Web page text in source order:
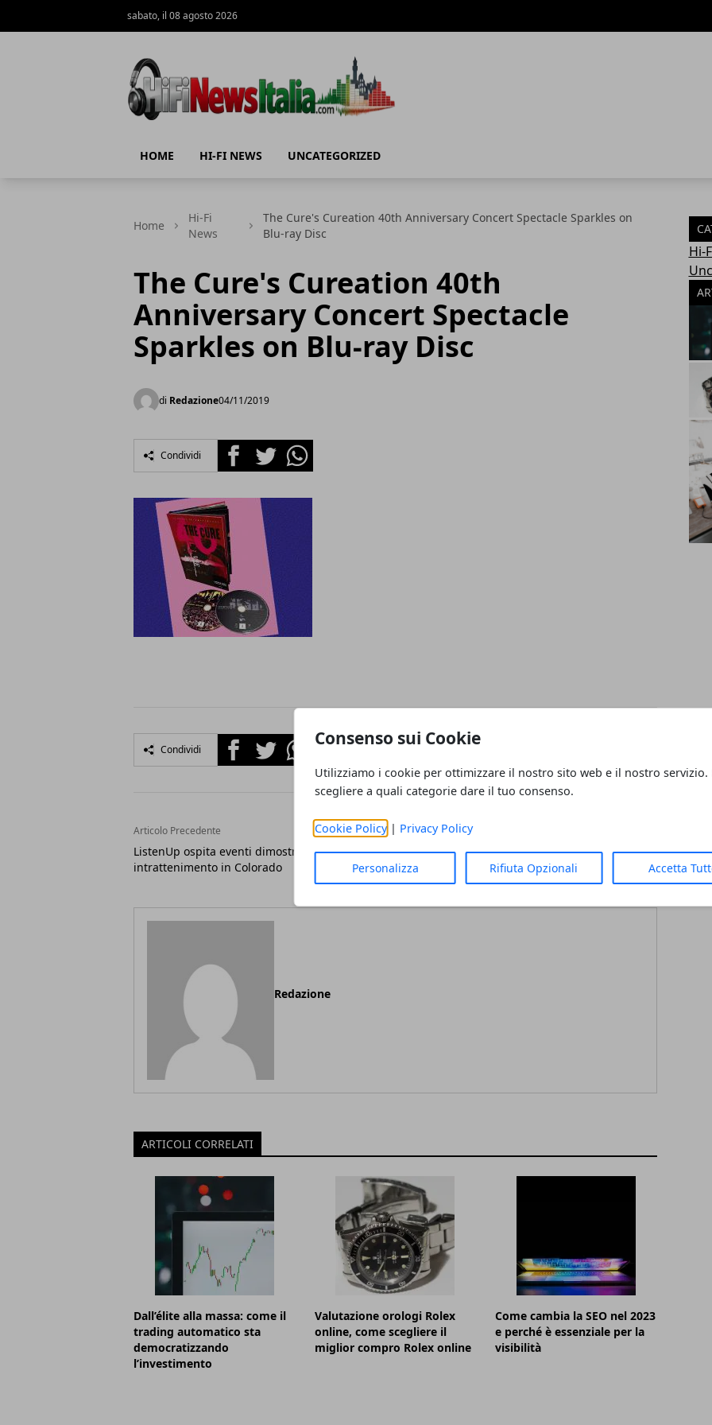
Consenso sui Cookie
Utilizziamo i cookie per ottimizzare il nostro sito web e il nostro servizio.
scegliere a quali categorie dare il tuo consenso.
Cookie Policy| Privacy Policy
Personalizza Rifiuta Opzionali Accetta
sabato, il 08 agosto 2026
HOME HI-FI NEWS UNCATEGORIZED
Home
Hi-Fi
News
The Cure's Cureation 40th Anniversary Concert Spectacle Sparkles on
Blu-ray Disc
The Cure's Cureation 40th
Anniversary Concert Spectacle
Sparkles on Blu-ray Disc
di Redazione04/11/2019
Condividi FacebookTwitterWhatsapp
Condividi FacebookTwitterWhatsapp
Articolo Precedente
ListenUp ospita eventi dimostrativi di
intrattenimento in Colorado
Cuffie stereo Dan Clark Audio AEON 2
Redazione
ARTICOLI CORRELATI
Dall’élite alla massa: come il
trading automatico sta
democratizzando
l’investimento
Valutazione orologi Rolex
online, come scegliere il
miglior compro Rolex online
Come cambia la SEO nel 2023
e perché è essenziale per la
visibilità
Hi-